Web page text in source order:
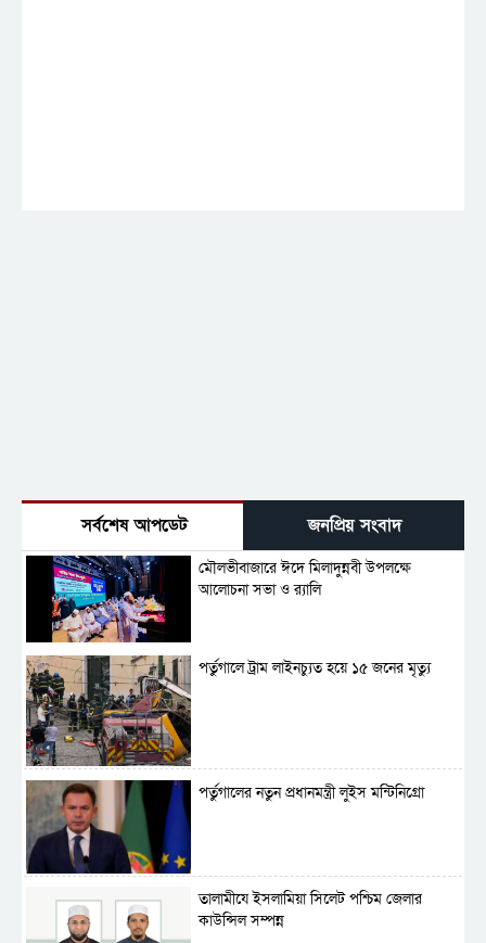
সর্বশেষ আপডেট জনপ্রিয় সংবাদ
মৌলভীবাজারে ঈদে মিলাদুন্নবী উপলক্ষে
আলোচনা সভা ও র‍্যালি
পর্তুগালে ট্রাম লাইনচ্যুত হয়ে ১৫ জনের মৃত্যু
পর্তুগালের নতুন প্রধানমন্ত্রী লুইস মন্টিনিগ্রো
‎তালামীযে ইসলামিয়া সিলেট পশ্চিম জেলার
কাউন্সিল সম্পন্ন